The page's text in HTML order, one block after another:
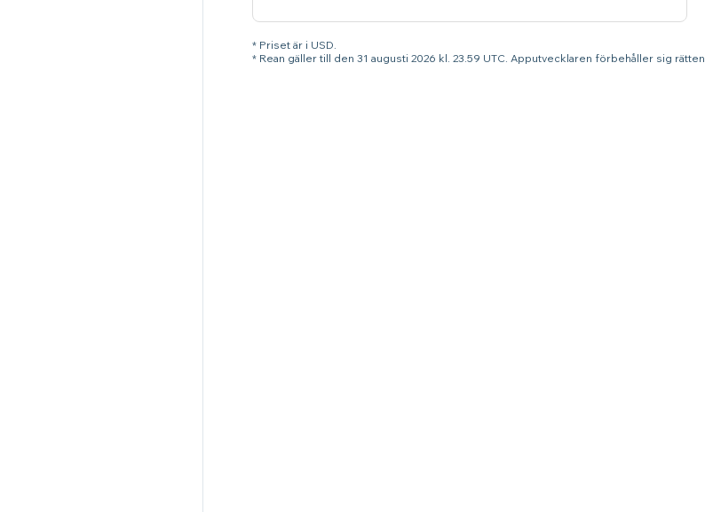
* Priset är i USD.
* Rean gäller till den 31 augusti 2026 kl. 23.59 UTC. Apputvecklaren förbehåller sig